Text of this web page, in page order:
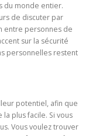
du monde entier.
de discuter par
entre personnes de
sur la sécurité
personnelles restent
potentiel, afin que
plus facile. Si vous
Vous voulez trouver